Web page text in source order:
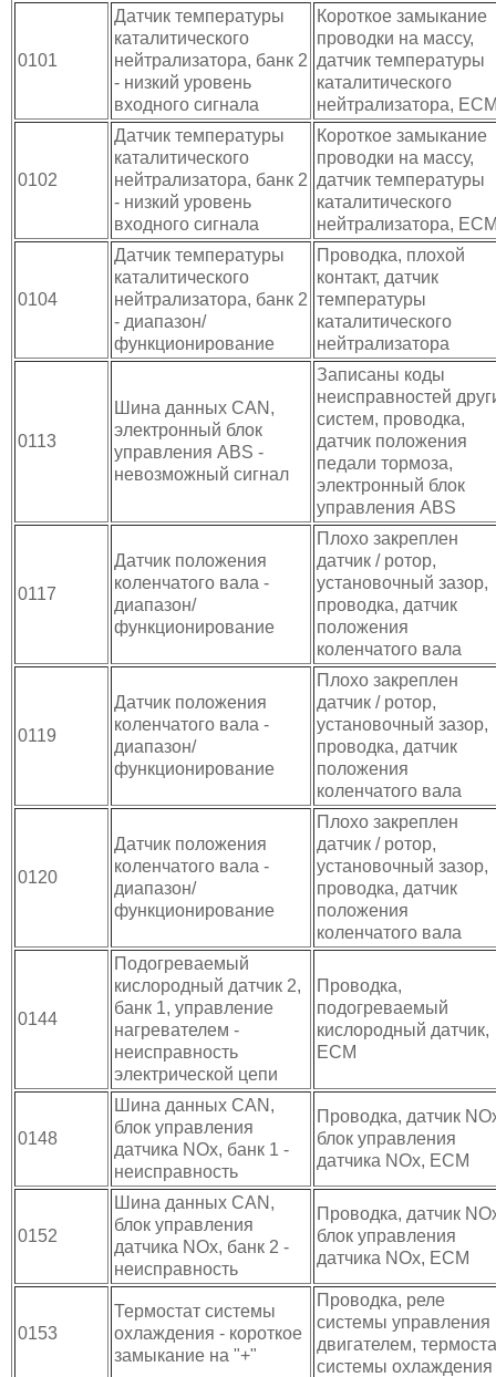
0101
Датчик температуры
каталитического
нейтрализатора, банк 2
- низкий уровень
входного сигнала
Короткое замыкание
проводки на массу,
датчик температуры
каталитического
нейтрализатора,
0102
Датчик температуры
каталитического
нейтрализатора, банк 2
- низкий уровень
входного сигнала
Короткое замыкание
проводки на массу,
датчик температуры
каталитического
нейтрализатора,
0104
Датчик температуры
каталитического
нейтрализатора, банк 2
- диапазон/
функционирование
Проводка, плохой
контакт, датчик
температуры
каталитического
нейтрализатора
0113
Шина данных CAN,
электронный блок
управления ABS -
невозможный сигнал
Записаны коды
неисправностей
систем, проводка,
датчик положения
педали тормоза,
электронный блок
управления ABS
0117
Датчик положения
коленчатого вала -
диапазон/
функционирование
Плохо закреплен
датчик / ротор,
установочный зазор,
проводка, датчик
положения
коленчатого вала
0119
Датчик положения
коленчатого вала -
диапазон/
функционирование
Плохо закреплен
датчик / ротор,
установочный зазор,
проводка, датчик
положения
коленчатого вала
0120
Датчик положения
коленчатого вала -
диапазон/
функционирование
Плохо закреплен
датчик / ротор,
установочный зазор,
проводка, датчик
положения
коленчатого вала
0144
Подогреваемый
кислородный датчик 2,
банк 1, управление
нагревателем -
неисправность
электрической цепи
Проводка,
подогреваемый
кислородный датчик,
ECM
0148
Шина данных CAN,
блок управления
датчика NOx, банк 1 -
неисправность
Проводка, датчик
блок управления
датчика NOx, ЕСМ
0152
Шина данных CAN,
блок управления
датчика NOx, банк 2 -
неисправность
Проводка, датчик
блок управления
датчика NOx, ЕСМ
0153
Термостат системы
охлаждения - короткое
замыкание на "+"
Проводка, реле
системы управления
двигателем,
системы охлаждения